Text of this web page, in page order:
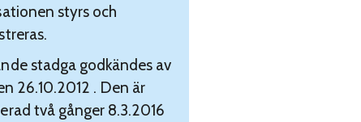
styrs och
stadga godkändes av
26.10.2012 . Den är
två gånger 8.3.2016